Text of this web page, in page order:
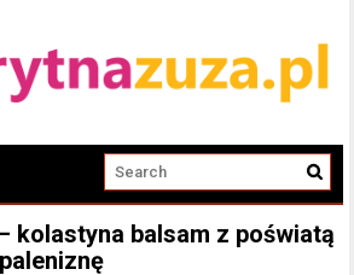
kolastyna balsam z poświatą